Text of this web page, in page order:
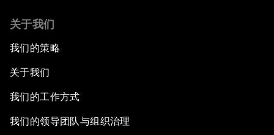
关于我们
我们的策略
关于我们
我们的工作方式
我们的领导团队与组织治理